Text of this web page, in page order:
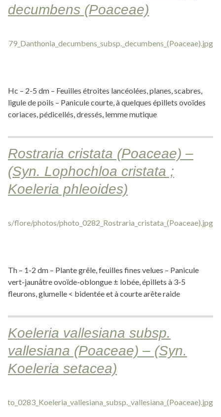
decumbens (Poaceae)
Hc – 2-5 dm – Feuilles étroites lancéolées, planes, scabres,
ligule de poils – Panicule courte, à quelques épillets ovoïdes
coriaces, pédicellés, dressés, lemme mutique
Rostraria cristata (Poaceae) –
(Syn. Lophochloa cristata ;
Koeleria phleoides)
Th – 1-2 dm – Plante grêle, feuilles fines velues – Panicule
vert-jaunâtre ovoïde-oblongue ± lobée, épillets à 3-5
fleurons, glumelle < bidentée et à courte arête raide
Koeleria vallesiana subsp.
vallesiana (Poaceae) – (Syn.
Koeleria setacea)